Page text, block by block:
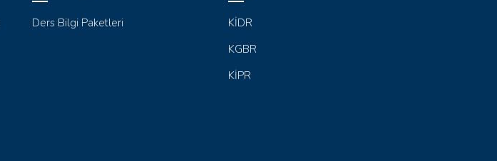
Ders Bilgi Paketleri
KİDR
KGBR
KİPR